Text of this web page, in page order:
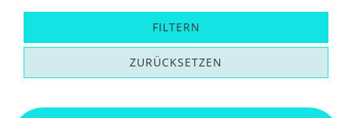
FILTERN
ZURÜCKSETZEN